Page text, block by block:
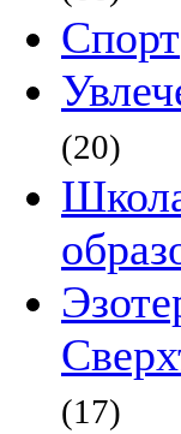
Спорт
(20)
(17)